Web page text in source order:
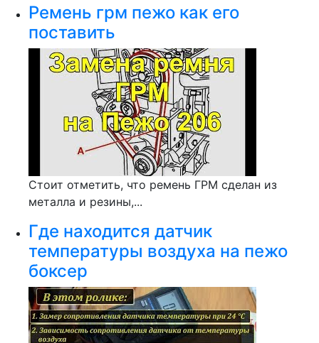
Ремень грм пежо как его
поставить
Стоит отметить, что ремень ГРМ сделан из
металла и резины,...
Где находится датчик
температуры воздуха на пежо
боксер